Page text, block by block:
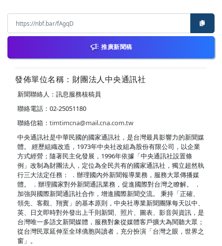
推廣新聞稿
發佈單位名稱：財團法人中央通訊社
新聞聯絡人：訊息服務核稿員
聯絡電話：02-25051180
聯絡信箱： timtimcna@mail.cna.com.tw
中央通訊社是中華民國的國家通訊社，是台灣最具影響力的新聞媒
體。 經歷組織改造，1973年中央社改組為股份有限公司，以企業
方式經營；隨著民主化發展，1996年依據「中央通訊社設置條
例」改制為財團法人，定位為全民共有的國家通訊社，獨立超然執
行三大法定任務： ．辦理國內外新聞報導業務，服務大眾傳播媒
體。 ．辦理國家對外新聞通訊業務，促進國際對台灣之瞭解。 ．
加強與國際新聞通訊社合作，增進國際新聞交流。 秉持「正確、
領先、客觀、翔實」的基本原則，中央社專業新聞團隊每天以中、
英、日文即時對外發出上千則新聞、照片、圖表、影音與資訊，是
台灣唯一多語文新聞媒體，服務對象從媒體客戶擴大為閱聽大眾；
從台灣民眾延伸至全球僑胞與讀者，充分扮演「台灣之眼，世界之
窗」。